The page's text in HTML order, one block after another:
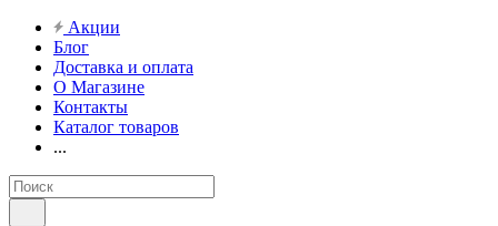
Акции
Блог
Доставка и оплата
О Магазине
Контакты
Каталог товаров
...